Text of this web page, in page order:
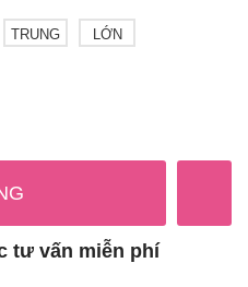
TRUNG LỚN
tư vấn miễn phí